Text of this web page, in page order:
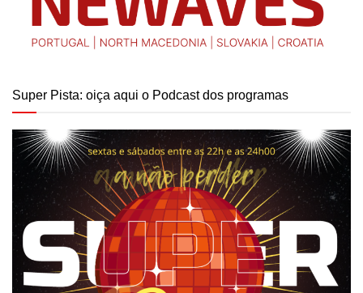
Super Pista: oiça aqui o Podcast dos programas